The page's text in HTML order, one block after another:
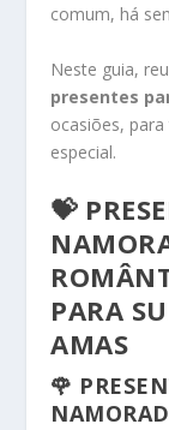
comum, há
Neste guia,
presentes
ocasiões,
especial.
💝
PARA
AMAS
🌹